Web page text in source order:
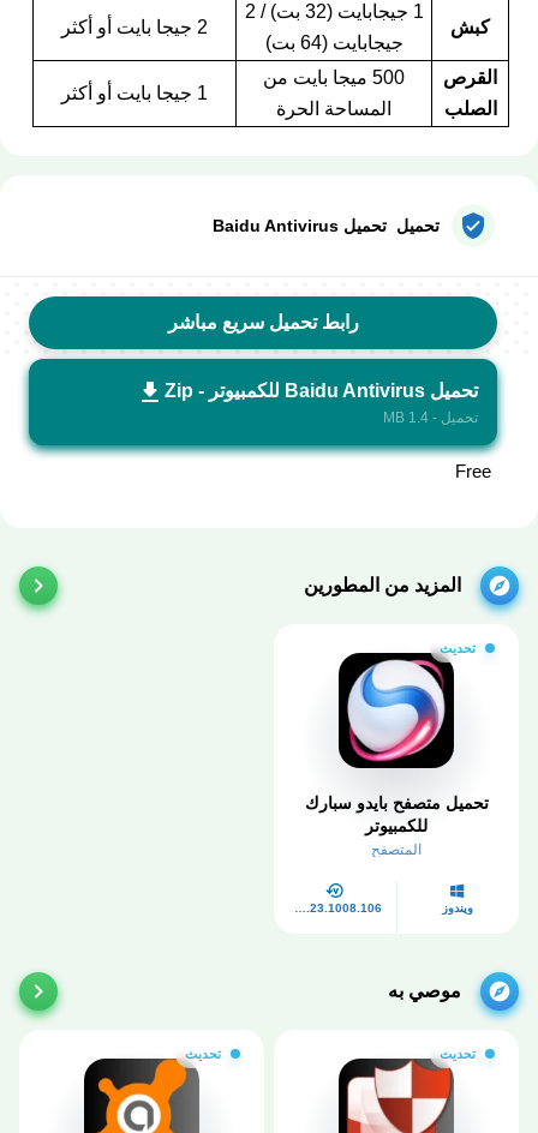
كبش
1 جيجابايت (32 بت) / 2
جيجابايت (64 بت)
2 جيجا بايت أو أكثر
القرص
الصلب
500 ميجا بايت من
المساحة الحرة
1 جيجا بايت أو أكثر
تحميل تحميل Baidu Antivirus
رابط تحميل سريع مباشر
تحميل Baidu Antivirus للكمبيوتر - Zip
تحميل - 1.4 MB
Free
المزيد من المطورين
تحديث
تحميل متصفح بايدو سبارك
للكمبيوتر
المتصفح
ويندوز
موصي به
تحديث تحديث